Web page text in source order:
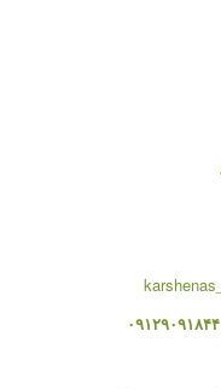
۰۹۱۲۹۰۹۱۸۴۴